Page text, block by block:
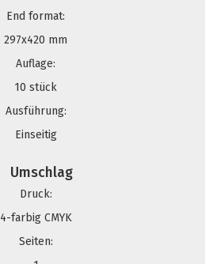
End format:
297x420 mm
Auflage:
10 stück
Ausführung:
Einseitig
Umschlag
Druck:
4-farbig CMYK
Seiten: